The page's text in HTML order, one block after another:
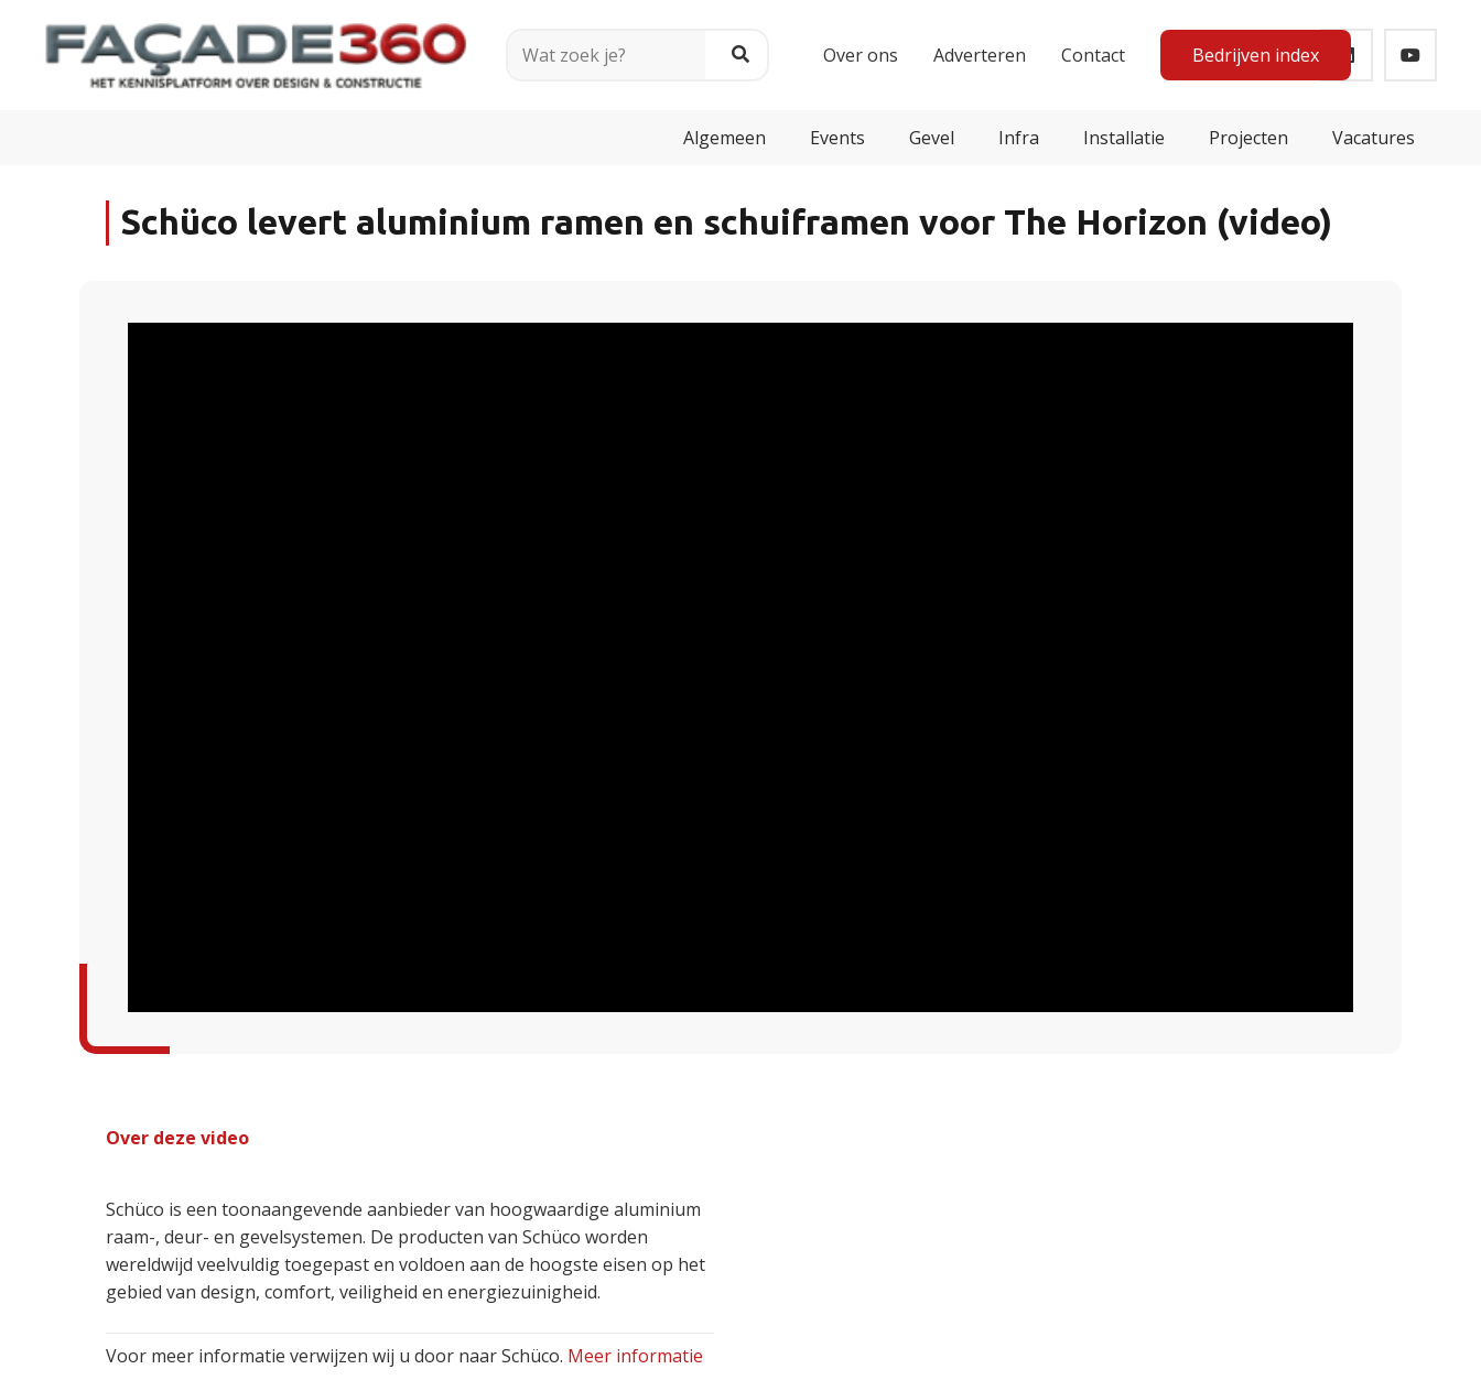
Over ons Adverteren Contact Bedrijven index
Algemeen Events Gevel Infra Installatie Projecten Vacatures
Schüco levert aluminium ramen en schuiframen voor The Horizon (video)
Over deze video
Schüco is een toonaangevende aanbieder van hoogwaardige aluminium
raam-, deur- en gevelsystemen. De producten van Schüco worden
wereldwijd veelvuldig toegepast en voldoen aan de hoogste eisen op het
gebied van design, comfort, veiligheid en energiezuinigheid.
Voor meer informatie verwijzen wij u door naar Schüco. Meer informatie